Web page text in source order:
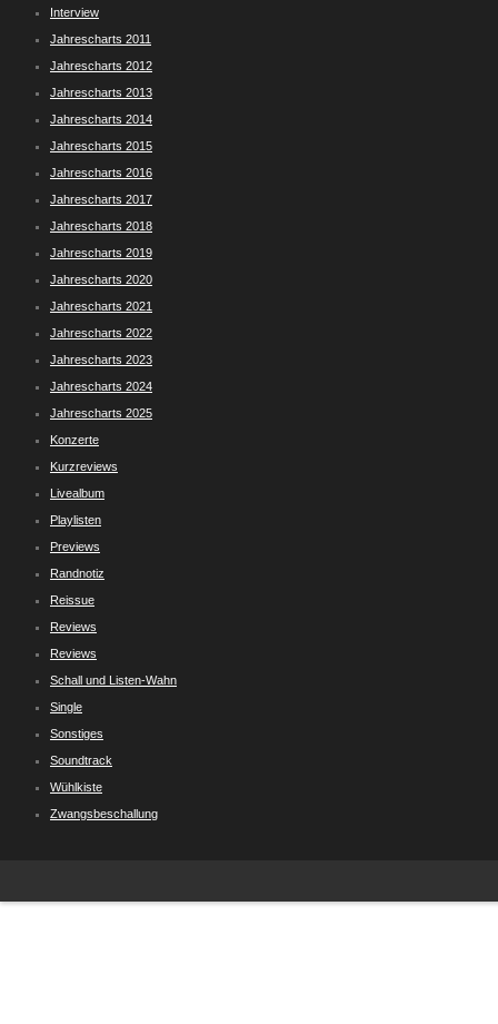
Interview
Jahrescharts 2011
Jahrescharts 2012
Jahrescharts 2013
Jahrescharts 2014
Jahrescharts 2015
Jahrescharts 2016
Jahrescharts 2017
Jahrescharts 2018
Jahrescharts 2019
Jahrescharts 2020
Jahrescharts 2021
Jahrescharts 2022
Jahrescharts 2023
Jahrescharts 2024
Jahrescharts 2025
Konzerte
Kurzreviews
Livealbum
Playlisten
Previews
Randnotiz
Reissue
Reviews
Reviews
Schall und Listen-Wahn
Single
Sonstiges
Soundtrack
Wühlkiste
Zwangsbeschallung